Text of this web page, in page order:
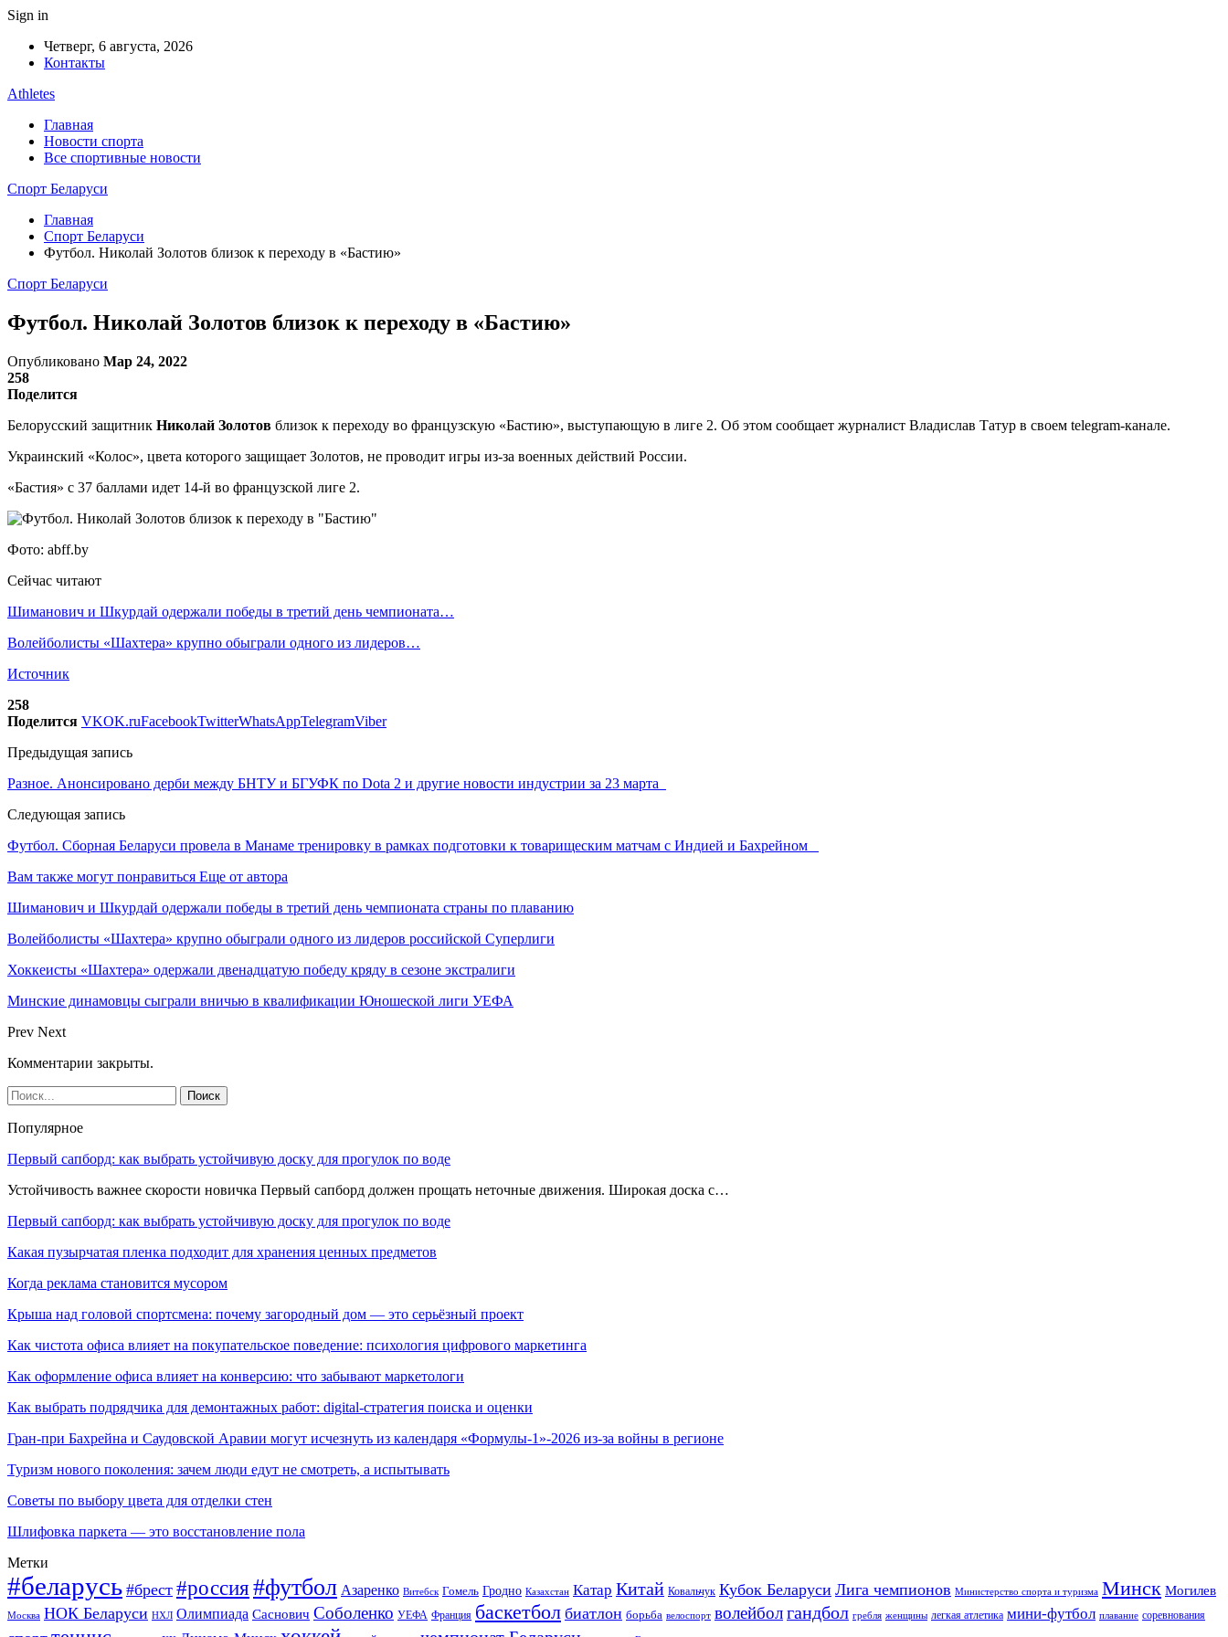
Sign in
Четверг, 6 августа, 2026
Контакты
Athletes
Главная
Новости спорта
Все спортивные новости
Спорт Беларуси
Главная
Спорт Беларуси
Футбол. Николай Золотов близок к переходу в «Бастию»
Спорт Беларуси
Футбол. Николай Золотов близок к переходу в «Бастию»
Опубликовано Мар 24, 2022
258
Поделится
Белорусский защитник Николай Золотов близок к переходу во французскую «Бастию», выступающую в лиге 2. Об этом сообщает журналист Владислав Татур в своем telegram-канале.
Украинский «Колос», цвета которого защищает Золотов, не проводит игры из-за военных действий России.
«Бастия» с 37 баллами идет 14-й во французской лиге 2.
Фото: аbff.by
Сейчас читают
Шиманович и Шкурдай одержали победы в третий день чемпионата…
Волейболисты «Шахтера» крупно обыграли одного из лидеров…
Источник
258
Поделится VKOK.ruFacebookTwitterWhatsAppTelegramViber
Предыдущая запись
Разное. Анонсировано дерби между БНТУ и БГУФК по Dota 2 и другие новости индустрии за 23 марта
Следующая запись
Футбол. Сборная Беларуси провела в Манаме тренировку в рамках подготовки к товарищеским матчам с Индией и Бахрейном
Вам также могут понравиться Еще от автора
Шиманович и Шкурдай одержали победы в третий день чемпионата страны по плаванию
Волейболисты «Шахтера» крупно обыграли одного из лидеров российской Суперлиги
Хоккеисты «Шахтера» одержали двенадцатую победу кряду в сезоне экстралиги
Минские динамовцы сыграли вничью в квалификации Юношеской лиги УЕФА
Prev Next
Комментарии закрыты.
Популярное
Первый сапборд: как выбрать устойчивую доску для прогулок по воде
Устойчивость важнее скорости новичка Первый сапборд должен прощать неточные движения. Широкая доска с…
Первый сапборд: как выбрать устойчивую доску для прогулок по воде
Какая пузырчатая пленка подходит для хранения ценных предметов
Когда реклама становится мусором
Крыша над головой спортсмена: почему загородный дом — это серьёзный проект
Как чистота офиса влияет на покупательское поведение: психология цифрового маркетинга
Как оформление офиса влияет на конверсию: что забывают маркетологи
Как выбрать подрядчика для демонтажных работ: digital-стратегия поиска и оценки
Гран-при Бахрейна и Саудовской Аравии могут исчезнуть из календаря «Формулы-1»-2026 из-за войны в регионе
Туризм нового поколения: зачем люди едут не смотреть, а испытывать
Советы по выбору цвета для отделки стен
Шлифовка паркета — это восстановление пола
Метки
#беларусь #брест #россия#футбол Азаренко Витебск Гомель Гродно Казахстан Катар Китай Ковальчук Кубок Беларуси Лига чемпионов Министерство спорта и туризма Минск Могилев
Москва НОК Беларуси НХЛ Олимпиада Саснович Соболенко УЕФА Франция баскетбол биатлон борьба велоспорт волейболгандбол гребля женщины легкая атлетика мини-футбол плавание соревнования